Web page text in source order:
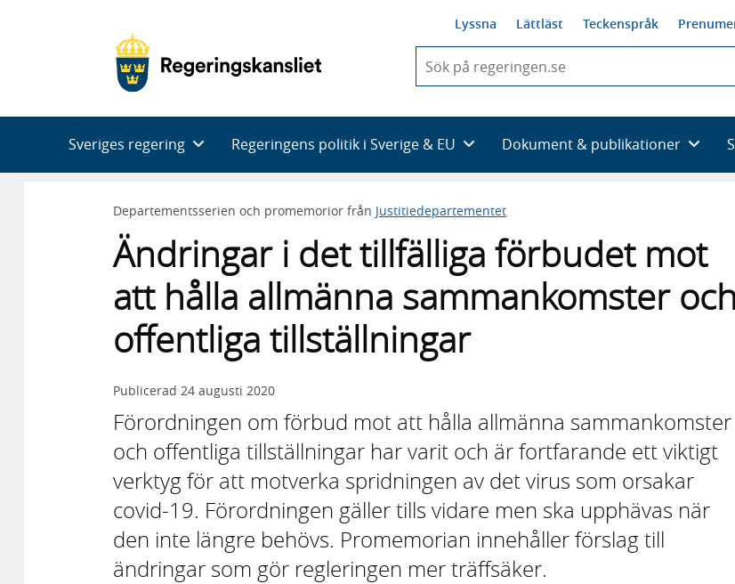
Lyssna Lättläst Teckenspråk
du
skriva
framträder
en
med
Sveriges regering Regeringens politik i Sverige & EU Dokument & publikationer
Departementsserien och promemorior från Justitiedepartementet
Ändringar i det tillfälliga förbudet mot
att hålla allmänna sammankomster och
offentliga tillställningar
Publicerad 24 augusti 2020
Förordningen om förbud mot att hålla allmänna sammankomster
och offentliga tillställningar har varit och är fortfarande ett viktigt
verktyg för att motverka spridningen av det virus som orsakar
covid-19. Förordningen gäller tills vidare men ska upphävas när
den inte längre behövs. Promemorian innehåller förslag till
ändringar som gör regleringen mer träffsäker.